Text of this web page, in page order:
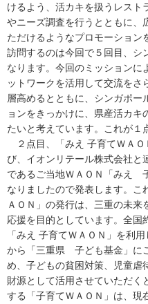
けるよう、活カキを扱うレスト
やニーズ調査を行うとともに、
ただけるようなプロモーション
訪問するのは今回で５回目、シ
なります。今回のミッションに
ットワークを活用して交流を
層高めるとともに、シンガポー
ョンをきっかけに、県産活カキ
たいと考えています。これが１
２点目、「みえ 子育てＷＡＯ
び、イオンリテール株式会社と
であるご当地ＷＡＯＮ「みえ
なりましたので発表します。
ＡＯＮ」の発行は、三重の未
応援を目的としています。全国
「みえ 子育てＷＡＯＮ」を利
から「三重県 子ども基金」に
め、子どもの貧困対策、児童虐
財源として活用させていただく
する「子育てＷＡＯＮ」は、現